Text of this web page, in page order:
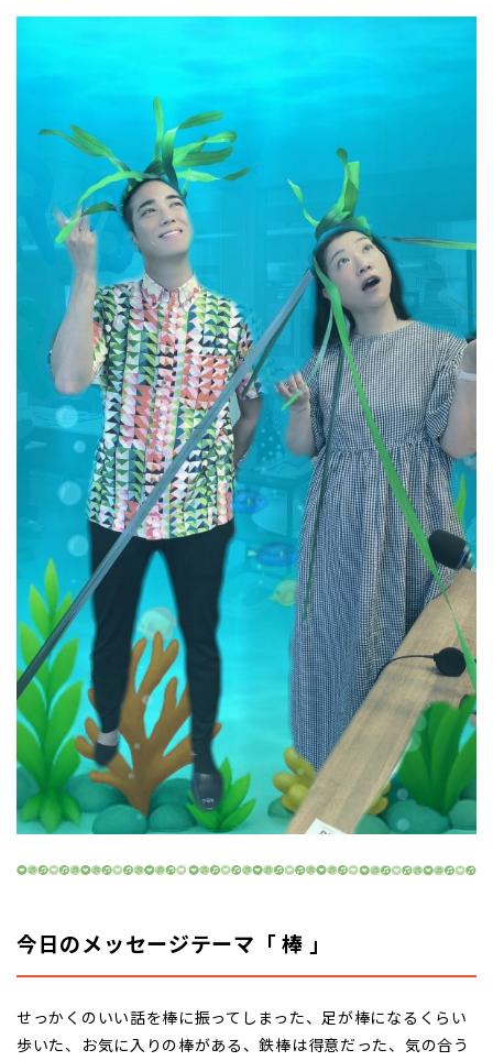
今日のメッセージテーマ「 棒 」
せっかくのいい話を棒に振ってしまった、足が棒になるくらい
歩いた、お気に入りの棒がある、鉄棒は得意だった、気の合う